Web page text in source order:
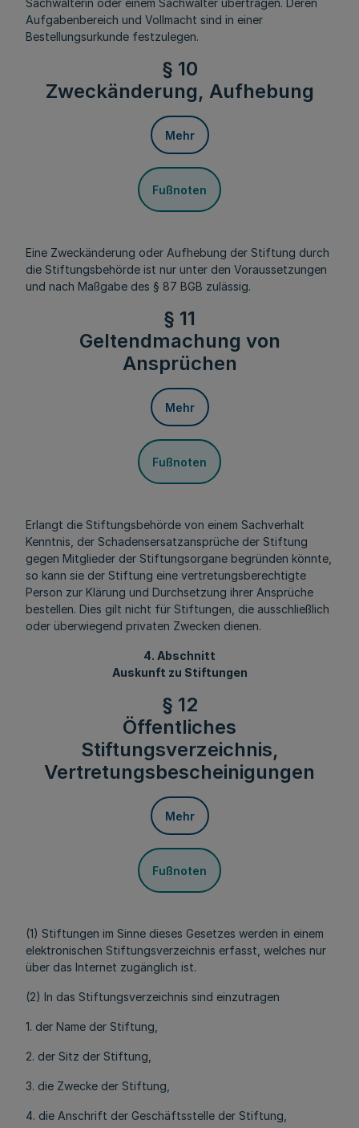
Sachwalterin oder einem Sachwalter übertragen. Deren
Aufgabenbereich und Vollmacht sind in einer
Bestellungsurkunde festzulegen.
§ 10
Zweckänderung, Aufhebung
Mehr
Fußnoten
Eine Zweckänderung oder Aufhebung der Stiftung durch
die Stiftungsbehörde ist nur unter den Voraussetzungen
und nach Maßgabe des § 87 BGB zulässig.
§ 11
Geltendmachung von
Ansprüchen
Mehr
Fußnoten
Erlangt die Stiftungsbehörde von einem Sachverhalt
Kenntnis, der Schadensersatzansprüche der Stiftung
gegen Mitglieder der Stiftungsorgane begründen könnte,
so kann sie der Stiftung eine vertretungsberechtigte
Person zur Klärung und Durchsetzung ihrer Ansprüche
bestellen. Dies gilt nicht für Stiftungen, die ausschließlich
oder überwiegend privaten Zwecken dienen.
4. Abschnitt
Auskunft zu Stiftungen
§ 12
Öffentliches
Stiftungsverzeichnis,
Vertretungsbescheinigungen
Mehr
Fußnoten
(1) Stiftungen im Sinne dieses Gesetzes werden in einem
elektronischen Stiftungsverzeichnis erfasst, welches nur
über das Internet zugänglich ist.
(2) In das Stiftungsverzeichnis sind einzutragen
1. der Name der Stiftung,
2. der Sitz der Stiftung,
3. die Zwecke der Stiftung,
4. die Anschrift der Geschäftsstelle der Stiftung,